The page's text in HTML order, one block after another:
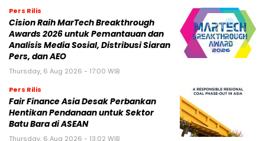
Pers Rilis
Cision Raih MarTech Breakthrough
Awards 2026 untuk Pemantauan dan
Analisis Media Sosial, Distribusi Siaran
Pers, dan AEO
Thursday, 6 Aug 2026 - 17:00 WIB
Pers Rilis
Fair Finance Asia Desak Perbankan
Hentikan Pendanaan untuk Sektor
Batu Bara di ASEAN
Thursday, 6 Aug 2026 - 13:02 WIB